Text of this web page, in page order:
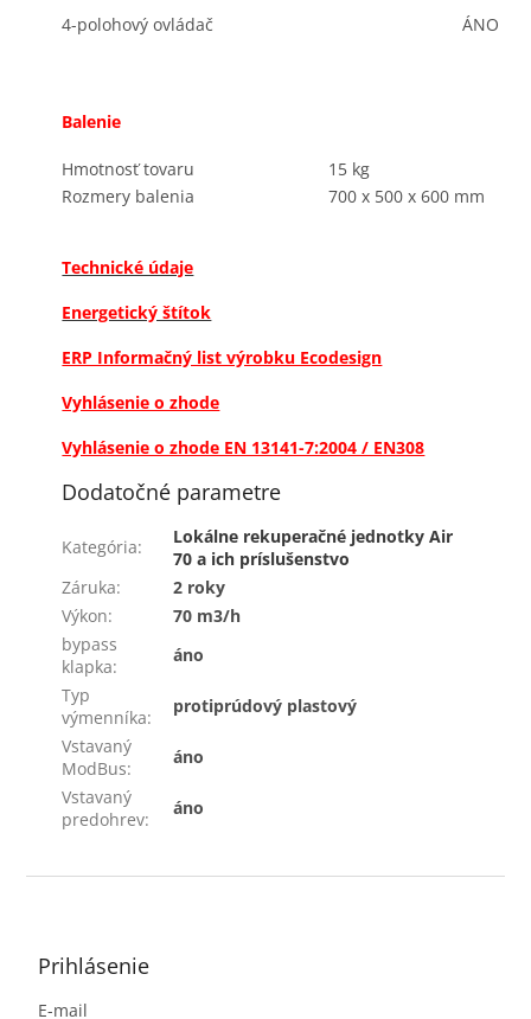
4-polohový ovládač
ÁNO
Balenie
Hmotnosť tovaru
15 kg
Rozmery balenia
700 x 500 x 600 mm
Technické údaje
Energetický štítok
ERP Informačný list výrobku Ecodesign
Vyhlásenie o zhode
Vyhlásenie o zhode EN 13141-7:2004 / EN308
Dodatočné parametre
Kategória:
Lokálne rekuperačné jednotky Air
70 a ich príslušenstvo
Záruka:
2 roky
Výkon:
70 m3/h
bypass
klapka:
áno
Typ
výmenníka:
protiprúdový plastový
Vstavaný
ModBus:
áno
Vstavaný
predohrev:
áno
Prihlásenie
E-mail